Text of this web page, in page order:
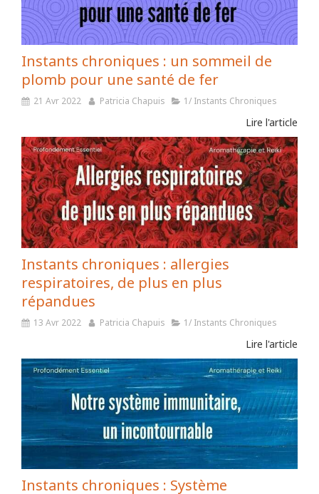
Instants chroniques : un sommeil de
plomb pour une santé de fer
21 Avr 2022 Patricia Chapuis 1/ Instants Chroniques
Lire l'article
Instants chroniques : allergies
respiratoires, de plus en plus
répandues
13 Avr 2022 Patricia Chapuis 1/ Instants Chroniques
Lire l'article
Instants chroniques : Système